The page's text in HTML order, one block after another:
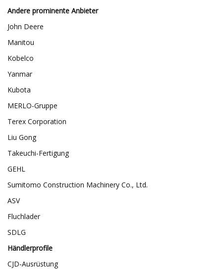
Andere prominente Anbieter
John Deere
Manitou
Kobelco
Yanmar
Kubota
MERLO-Gruppe
Terex Corporation
Liu Gong
Takeuchi-Fertigung
GEHL
Sumitomo Construction Machinery Co., Ltd.
ASV
Fluchlader
SDLG
Händlerprofile
CJD-Ausrüstung